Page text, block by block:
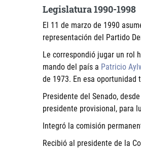
Legislatura 1990-1998
El 11 de marzo de 1990
representación del Partido
Le correspondió jugar un rol
mando del país a Patricio
de 1973. En esa
Presidente del Senado,
presidente provisional, para
Integró la comisión
Recibió al presidente de la